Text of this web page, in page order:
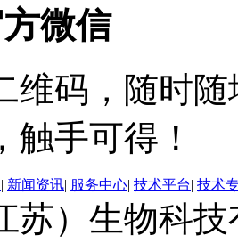
微信
维码，随时
触手可得！
| 新闻资讯| 服务中心| 技术平台| 技术
苏）生物科技